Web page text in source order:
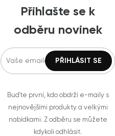
Přihlašte se k
odběru novinek
Buďte první, kdo obdrží e-maily s
nejnovějšími produkty a velkými
nabídkami. Z odběru se můžete
kdykoli odhlásit.